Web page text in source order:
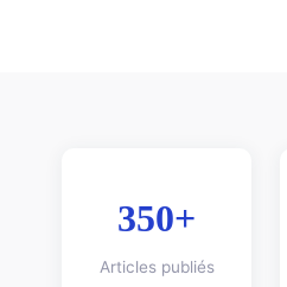
350+
Articles publiés